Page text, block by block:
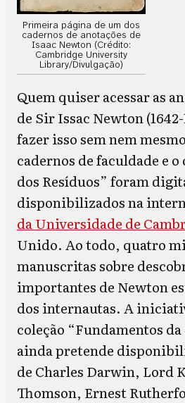
Primeira página de um dos
cadernos de anotações de
Isaac Newton (Crédito:
Cambridge University
Library/Divulgação)
Quem quiser acessar as
de Sir Issac Newton
fazer isso sem nem
cadernos de faculdade e
dos Resíduos” foram
disponibilizados na
da Universidade de
Unido. Ao todo, quatro
manuscritas sobre
importantes de Newton
dos internautas. A
coleção “Fundamentos
ainda pretende
de Charles Darwin, Lord
Thomson, Ernest